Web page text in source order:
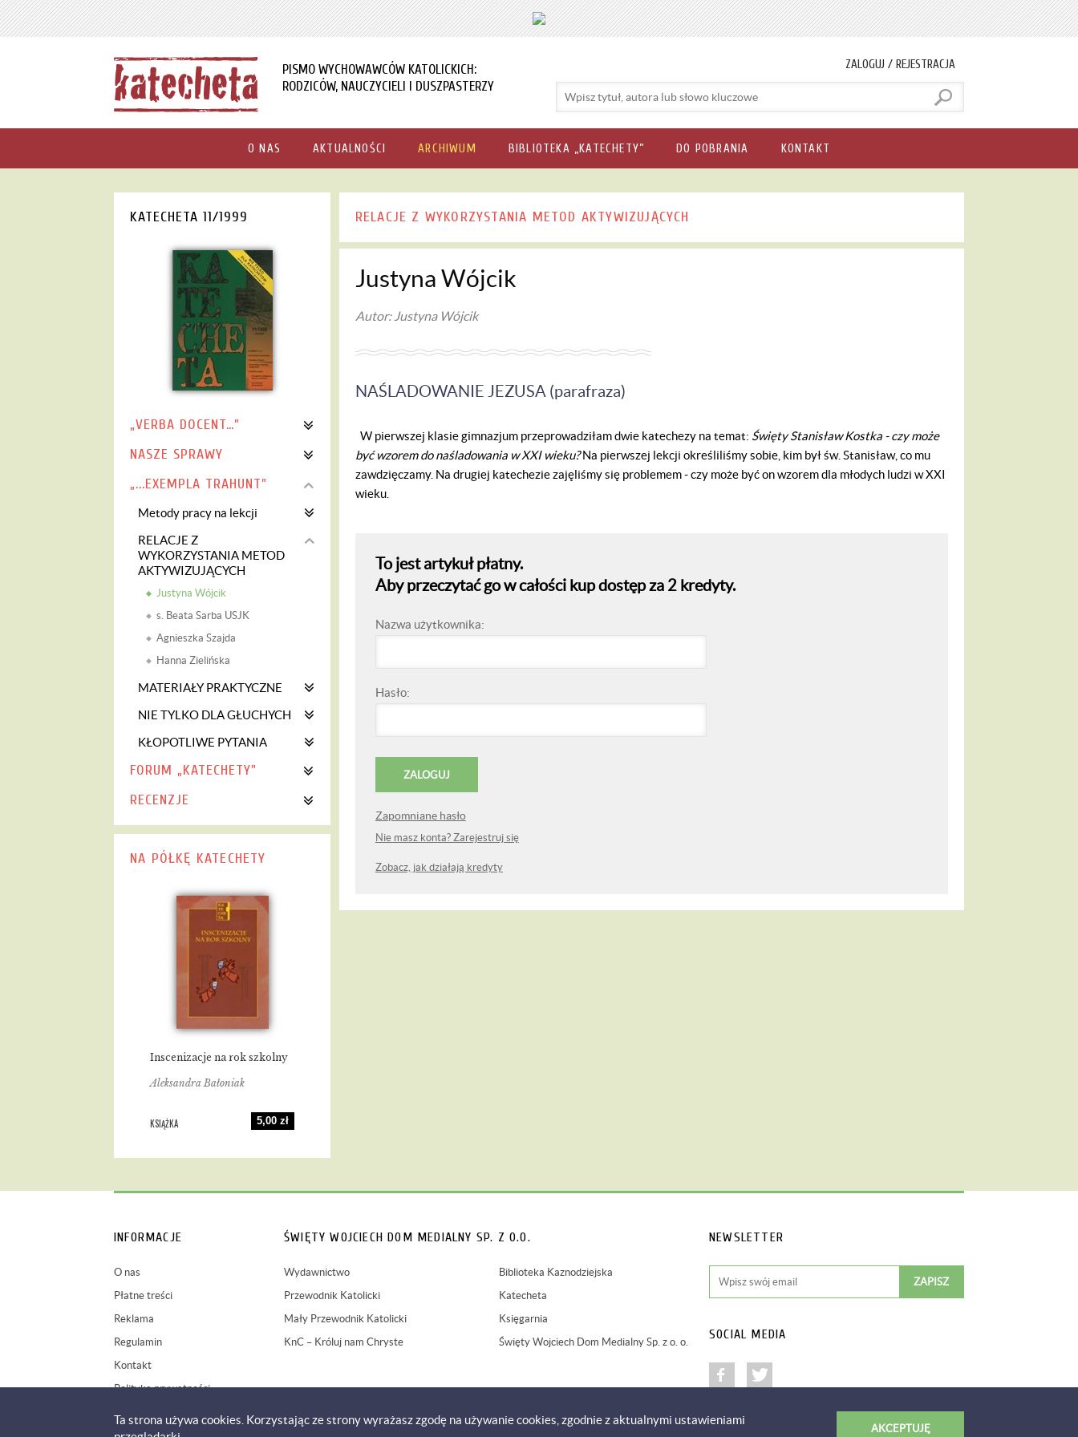
PISMO WYCHOWAWCÓW KATOLICKICH:
RODZICÓW, NAUCZYCIELI I DUSZPASTERZY
ZALOGUJ / REJESTRACJA
O NAS AKTUALNOŚCI ARCHIWUM BIBLIOTEKA „KATECHETY” DO POBRANIA KONTAKT
KATECHETA 11/1999
„VERBA DOCENT…”
NASZE SPRAWY
„...EXEMPLA TRAHUNT”
Metody pracy na lekcji
RELACJE Z
WYKORZYSTANIA METOD
AKTYWIZUJĄCYCH
Justyna Wójcik
s. Beata Sarba USJK
Agnieszka Szajda
Hanna Zielińska
MATERIAŁY PRAKTYCZNE
NIE TYLKO DLA GŁUCHYCH
KŁOPOTLIWE PYTANIA
FORUM „KATECHETY"
RECENZJE
NA PÓŁKĘ KATECHETY
Inscenizacje na rok szkolny
Aleksandra Bałoniak
KSIĄŻKA 5,00 zł
RELACJE Z WYKORZYSTANIA METOD AKTYWIZUJĄCYCH
Justyna Wójcik
Autor: Justyna Wójcik
NAŚLADOWANIE JEZUSA (parafraza)
W pierwszej klasie gimnazjum przeprowadziłam dwie katechezy na temat: Święty Stanisław Kostka - czy może
być wzorem do naśladowania w XXI wieku?Na pierwszej lekcji określiliśmy sobie, kim był św. Stanisław, co mu
zawdzięczamy. Na drugiej katechezie zajęliśmy się problemem - czy może być on wzorem dla młodych ludzi w XXI
wieku.
To jest artykuł płatny.
Aby przeczytać go w całości kup dostęp za 2 kredyty.
Nazwa użytkownika:
Hasło:
Zapomniane hasło
Nie masz konta? Zarejestruj się
Zobacz, jak działają kredyty
INFORMACJE
O nas
Płatne treści
Reklama
Regulamin
Kontakt
Polityka prywatności
ŚWIĘTY WOJCIECH DOM MEDIALNY SP. Z O.O.
Wydawnictwo
Przewodnik Katolicki
Mały Przewodnik Katolicki
KnC – Króluj nam Chryste
Biblioteka Kaznodziejska
Katecheta
Księgarnia
Święty Wojciech Dom Medialny Sp. z o. o.
NEWSLETTER
SOCIAL MEDIA
Ta strona używa cookies. Korzystając ze strony wyrażasz zgodę na używanie cookies, zgodnie z aktualnymi ustawieniami
AKCEPTUJĘ